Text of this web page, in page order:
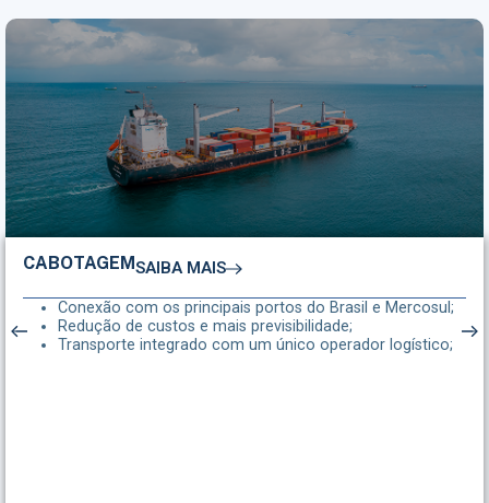
CABOTAGEMSAIBA MAIS
Conexão com os principais portos do Brasil e Mercosul;
Redução de custos e mais previsibilidade;
Transporte integrado com um único operador logístico;